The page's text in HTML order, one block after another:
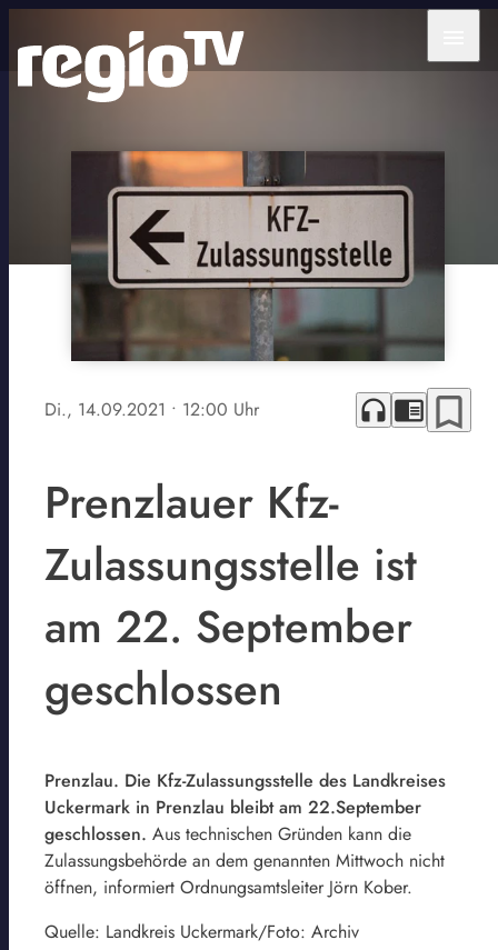
Di., 14.09.2021 • 12:00 Uhr headphones chrome_reader_mode bookmark_border
Prenzlauer Kfz-
Zulassungsstelle ist
am 22. September
geschlossen
Prenzlau. Die Kfz-Zulassungsstelle des Landkreises
Uckermark in Prenzlau bleibt am 22.September
geschlossen. Aus technischen Gründen kann die
Zulassungsbehörde an dem genannten Mittwoch nicht
öffnen, informiert Ordnungsamtsleiter Jörn Kober.
Quelle: Landkreis Uckermark/Foto: Archiv